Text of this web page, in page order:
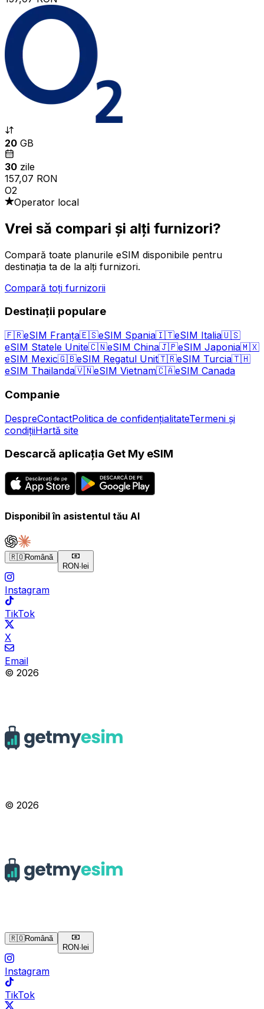
20 GB
30 zile
157,07 RON
O2
Operator local
Vrei să compari și alți furnizori?
Compară toate planurile eSIM disponibile pentru
destinația ta de la alți furnizori.
Compară toți furnizorii
Destinații populare
🇫🇷eSIM Franța🇪🇸eSIM Spania🇮🇹eSIM Italia🇺🇸
eSIM Statele Unite🇨🇳eSIM China🇯🇵eSIM Japonia🇲🇽
eSIM Mexic🇬🇧eSIM Regatul Unit🇹🇷eSIM Turcia🇹🇭
eSIM Thailanda🇻🇳eSIM Vietnam🇨🇦eSIM Canada
Companie
DespreContactPolitica de confidențialitateTermeni și
condițiiHartă site
Descarcă aplicația Get My eSIM
Disponibil în asistentul tău AI
🇷🇴Română
RON· lei
Instagram
TikTok
X
Email
© 2026
© 2026
🇷🇴Română
RON· lei
Instagram
TikTok